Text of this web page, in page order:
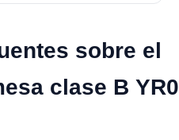
sobre el
clase B